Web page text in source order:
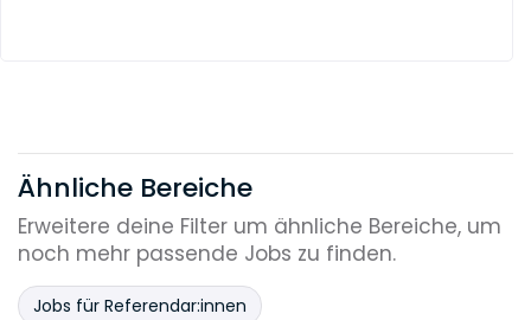
Ähnliche Bereiche
Erweitere deine Filter um ähnliche Bereiche, um
noch mehr passende Jobs zu finden.
Jobs für Referendar:innen